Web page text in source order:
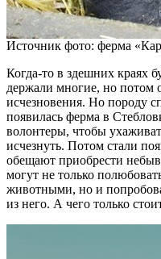
Источник фото: ферма
Когда-то в здешних краях
держали многие, но потом
исчезновения. Но породу
появилась ферма в
волонтеры, чтобы
исчезнуть. Потом стали
обещают приобрести
могут не только
животными, но и
из него. А чего только